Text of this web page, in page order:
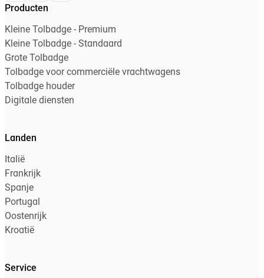
Producten
Kleine Tolbadge - Premium
Kleine Tolbadge - Standaard
Grote Tolbadge
Tolbadge voor commerciële vrachtwagens
Tolbadge houder
Digitale diensten
Landen
Italië
Frankrijk
Spanje
Portugal
Oostenrijk
Kroatië
Service